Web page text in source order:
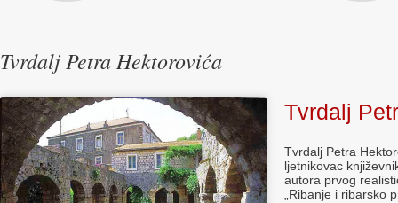
Tvrdalj Petra Hektorovića
Tvrdalj
Tvrdalj Petra
ljetnikovac
autora prvog
„Ribanje i ribarsko